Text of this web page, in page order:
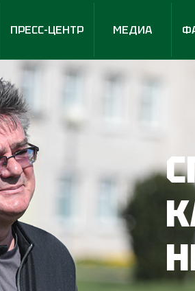
ПРЕСС-ЦЕНТР МЕДИА